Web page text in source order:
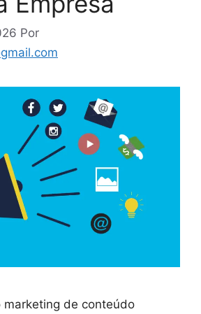
Por
marketing de conteúdo